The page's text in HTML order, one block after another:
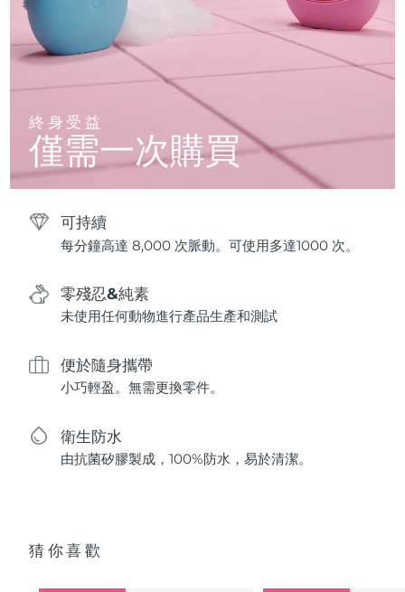
終身受益
僅需一次購買
可持續
每分鐘高達 8,000 次脈動。可使用多達1000 次。
零殘忍&純素
未使用任何動物進行產品生產和測試
便於隨身攜帶
小巧輕盈。無需更換零件。
衛生防水
由抗菌矽膠製成，100%防水，易於清潔。
猜你喜歡